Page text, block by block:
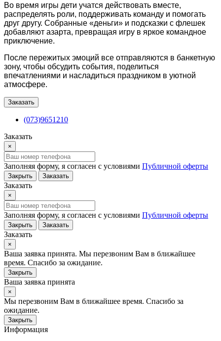
Во время игры дети учатся действовать вместе,
распределять роли, поддерживать команду и помогать
друг другу. Собранные «деньги» и подсказки с флешек
добавляют азарта, превращая игру в яркое командное
приключение.
После пережитых эмоций все отправляются в банкетную
зону, чтобы обсудить события, поделиться
впечатлениями и насладиться праздником в уютной
атмосфере.
Заказать
(073)9651210
Заказать
×
Заполняя форму, я согласен с условиями Публичной оферты
Закрыть Заказать
Заказать
×
Заполняя форму, я согласен с условиями Публичной оферты
Закрыть Заказать
Заказать
×
Ваша заявка принята. Мы перезвоним Вам в ближайшее
время. Спасибо за ожидание.
Закрыть
Ваша заявка принята
×
Мы перезвоним Вам в ближайшее время. Спасибо за
ожидание.
Закрыть
Информация